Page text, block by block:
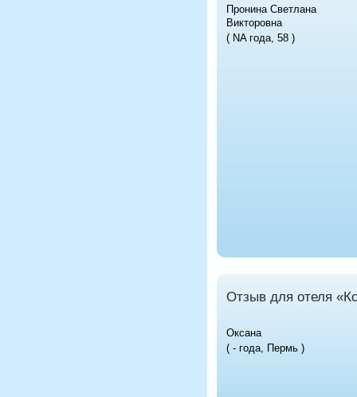
Пронина Светлана
Викторовна
( NA года, 58 )
Отзыв для отеля
Оксана
( - года, Пермь )